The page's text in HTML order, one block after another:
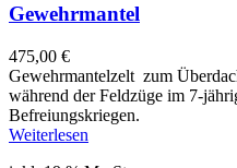
Gewehrmantel
475,00 €
Gewehrmantelzelt zum
während der Feldzüge im 7-
Befreiungskriegen.
Weiterlesen